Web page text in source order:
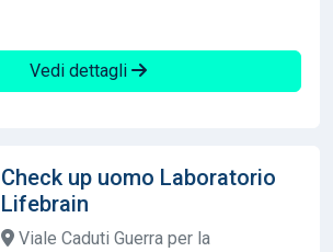
Vedi dettagli
Check up uomo Laboratorio
Lifebrain
Viale Caduti Guerra per la